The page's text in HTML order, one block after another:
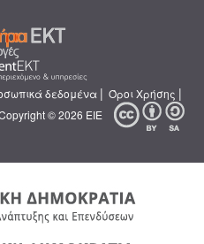
δεδομένα | Όροι Χρήσης |
© 2026 ΕΙΕ